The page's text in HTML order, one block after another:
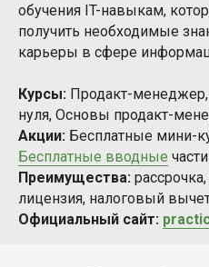
обучения IT-навыкам,
получить необходимые
карьеры в сфере
Курсы: Продакт-
нуля, Основы продакт-
Акции: Бесплатные мини-
Бесплатные вводные
Преимущества:
лицензия, налоговый
Официальный сайт: